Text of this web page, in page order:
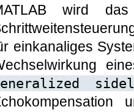
wird das
einkanaliges